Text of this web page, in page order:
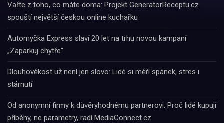
Vařte z toho, co máte doma: Projekt GeneratorReceptu.cz
spouští největší českou online kuchařku
Automyčka Express slaví 20 let na trhu novou kampaní
„Zaparkuj chytře“
Dlouhověkost už není jen slovo: Lidé si měří spánek, stres i
stárnutí
Od anonymní firmy k důvěryhodnému partnerovi: Proč lidé kupují
příběhy, ne parametry, radí MediaConnect.cz